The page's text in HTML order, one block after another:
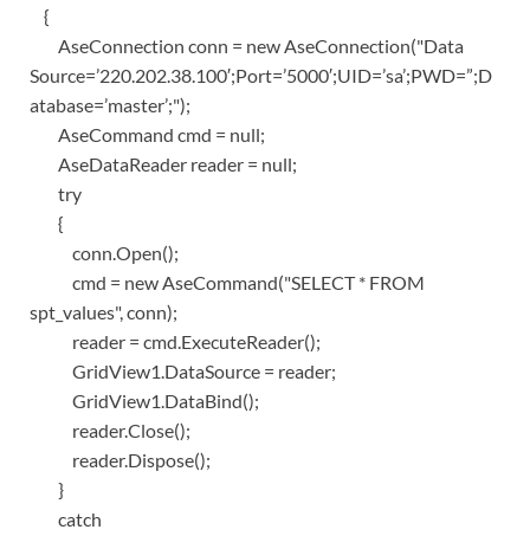
{
AseConnection conn = new AseConnection("Data
Source=’220.202.38.100′;Port=’5000′;UID=’sa’;PWD=”;D
atabase=’master’;");
AseCommand cmd = null;
AseDataReader reader = null;
try
{
conn.Open();
cmd = new AseCommand("SELECT * FROM
spt_values", conn);
reader = cmd.ExecuteReader();
GridView1.DataSource = reader;
GridView1.DataBind();
reader.Close();
reader.Dispose();
}
catch